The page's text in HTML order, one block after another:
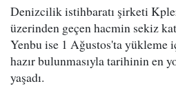
Denizcilik istihbaratı şirketi
üzerinden geçen hacmin sekiz
Yenbu ise 1 Ağustos'ta yükleme
hazır bulunmasıyla tarihinin en
yaşadı.